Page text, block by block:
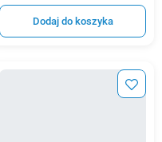
Dodaj do koszyka